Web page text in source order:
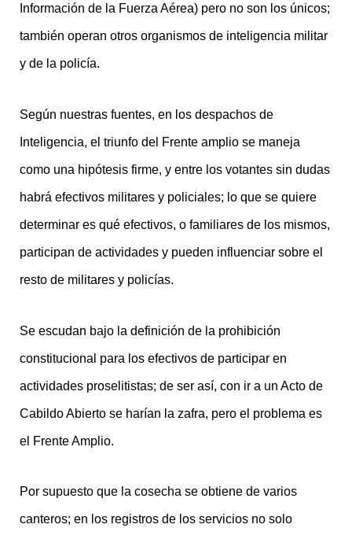
Información de la Fuerza Aérea) pero no son los únicos;
también operan otros organismos de inteligencia militar
y de la policía.
Según nuestras fuentes, en los despachos de
Inteligencia, el triunfo del Frente amplio se maneja
como una hipótesis firme, y entre los votantes sin dudas
habrá efectivos militares y policiales; lo que se quiere
determinar es qué efectivos, o familiares de los mismos,
participan de actividades y pueden influenciar sobre el
resto de militares y policías.
Se escudan bajo la definición de la prohibición
constitucional para los efectivos de participar en
actividades proselitistas; de ser así, con ir a un Acto de
Cabildo Abierto se harían la zafra, pero el problema es
el Frente Amplio.
Por supuesto que la cosecha se obtiene de varios
canteros; en los registros de los servicios no solo